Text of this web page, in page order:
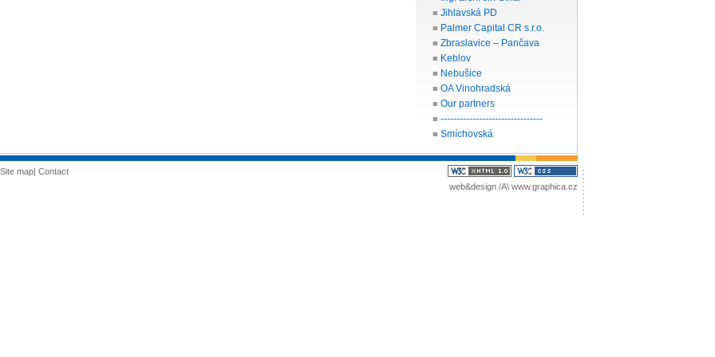
■ Jihlavská PD
■ Palmer Capital CR s.r.o.
■ Zbraslavice – Pančava
■ Keblov
■ Nebušice
■ OA Vinohradská
■ Our partners
■ --------------------------------
■ Smíchovská
Site map| Contact
web&design /A\ www.graphica.cz